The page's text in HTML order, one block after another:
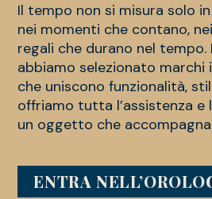
Il tempo non si misura solo
nei momenti che contano,
regali che durano nel tempo.
abbiamo selezionato marchi
che uniscono funzionalità,
offriamo tutta l’assistenza e
un oggetto che
ENTRA